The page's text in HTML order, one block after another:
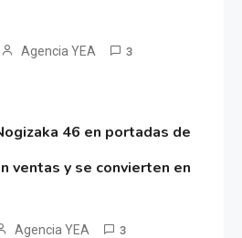
Agencia YEA 3
46 en portadas de
ventas y se convierten en
Agencia YEA 3